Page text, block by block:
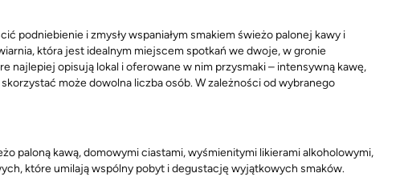
podniebienie i zmysły wspaniałym smakiem świeżo palonej kawy i
która jest idealnym miejscem spotkań we dwoje, w gronie
najlepiej opisują lokal i oferowane w nim przysmaki – intensywną kawę,
może dowolna liczba osób. W zależności od wybranego
paloną kawą, domowymi ciastami, wyśmienitymi likierami alkoholowymi,
które umilają wspólny pobyt i degustację wyjątkowych smaków.